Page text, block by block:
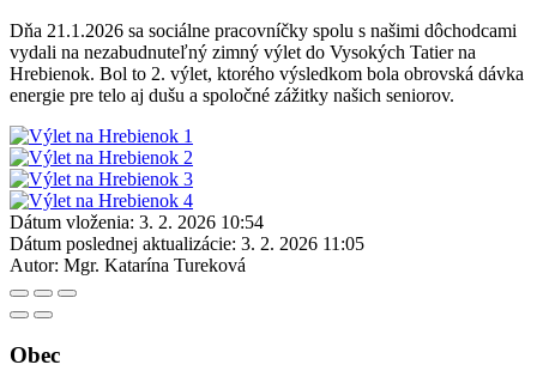
Dňa 21.1.2026 sa sociálne pracovníčky spolu s našimi dôchodcami
vydali na nezabudnuteľný zimný výlet do Vysokých Tatier na
Hrebienok. Bol to 2. výlet, ktorého výsledkom bola obrovská dávka
energie pre telo aj dušu a spoločné zážitky našich seniorov.
Dátum vloženia: 3. 2. 2026 10:54
Dátum poslednej aktualizácie: 3. 2. 2026 11:05
Autor: Mgr. Katarína Tureková
Obec